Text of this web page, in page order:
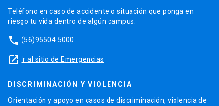
Teléfono en caso de accidente o situación que ponga en
riesgo tu vida dentro de algún campus.
phone (56)95504 5000
launch Ir al sitio de Emergencias
DISCRIMINACIÓN Y VIOLENCIA
Orientación y apoyo en casos de discriminación, violencia de